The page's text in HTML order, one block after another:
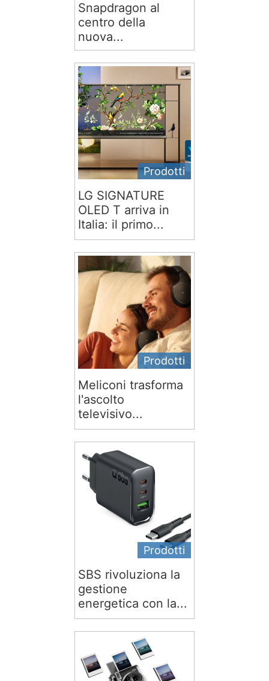
Snapdragon al
centro della
nuova...
Prodotti
LG SIGNATURE
OLED T arriva in
Italia: il primo...
Prodotti
Meliconi trasforma
l'ascolto
televisivo...
Prodotti
SBS rivoluziona la
gestione
energetica con la...